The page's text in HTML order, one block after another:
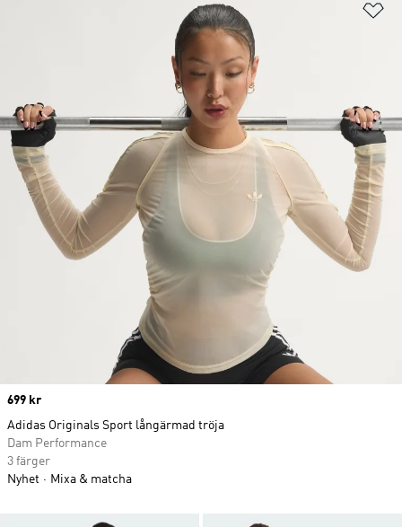
Price
699 kr
Adidas Originals Sport långärmad tröja
Dam Performance
3 färger
Nyhet
Mixa & matcha